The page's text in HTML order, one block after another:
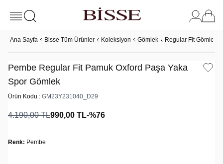
Ana Sayfa Bisse Tüm Ürünler Koleksiyon Gömlek Regular Fit Gömlek
Pembe Regular Fit Pamuk Oxford Paşa Yaka
Spor Gömlek
Ürün Kodu : GM23Y231040_D29
4.190,00TL990,00 TL-%76
Renk: Pembe